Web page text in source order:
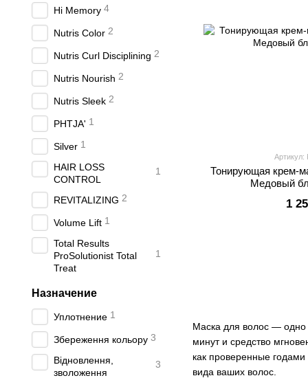
Маска для волос — одно
минут и средство
как проверенные
вида ваших волос.
Артикул:
Тонирующая крем-
Медовый
1
Hi Memory 4
Nutris Color 2
Nutris Curl Disciplining 2
Nutris Nourish 2
Nutris Sleek 2
PHTJA' 1
Silver 1
HAIR LOSS
CONTROL
1
REVITALIZING 2
Volume Lift 1
Total Results
ProSolutionist Total
Treat
1
Назначение
Уплотнение 1
Збереження кольору 3
Відновлення,
зволоження
3